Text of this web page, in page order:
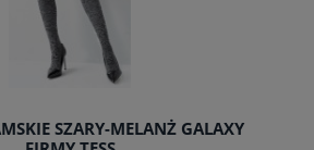
SZARY-MELANŻ GALAXY